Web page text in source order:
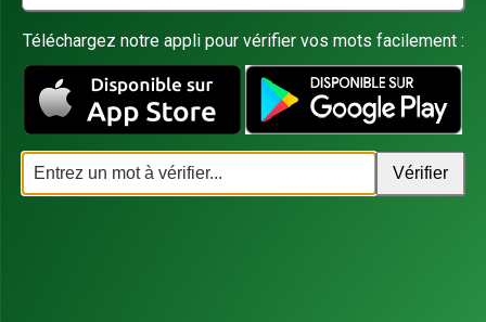
Téléchargez notre appli pour vérifier vos mots facilement :